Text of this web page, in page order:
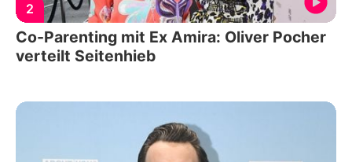
2
Co-Parenting mit Ex Amira: Oliver Pocher
verteilt Seitenhieb